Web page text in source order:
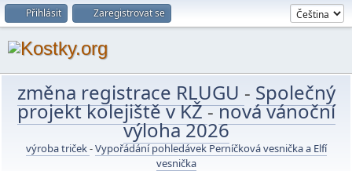
Přihlásit Zaregistrovat se
změna registrace RLUGU - Společný
projekt kolejiště v KŽ-nová vánoční
výloha 2026
výroba triček-Vypořádání pohledávek Perníčková vesnička a Elfí
vesnička